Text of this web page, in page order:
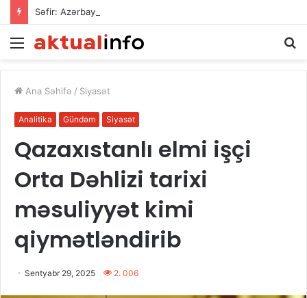
Menu
Ana Səhifə / Siyasət
Analitika Gündəm Siyasət
Qazaxıstanlı elmi işçi
Orta Dəhlizi tarixi
məsuliyyət kimi
qiymətləndirib
Sentyabr 29, 2025 2. 006